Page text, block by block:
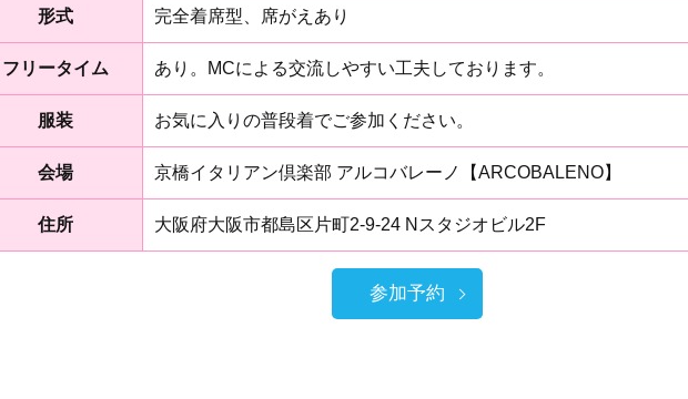
形式 完全着席型、席がえあり
フリータイム あり。MCによる交流しやすい工夫しております。
服装 お気に入りの普段着でご参加ください。
会場 京橋イタリアン倶楽部 アルコバレーノ【ARCOBALENO】
住所 大阪府大阪市都島区片町2-9-24 Nスタジオビル2F
参加予約